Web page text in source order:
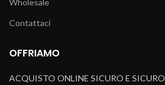
Wholesale
Contattaci
OFFRIAMO
ACQUISTO ONLINE SICURO E SICURO